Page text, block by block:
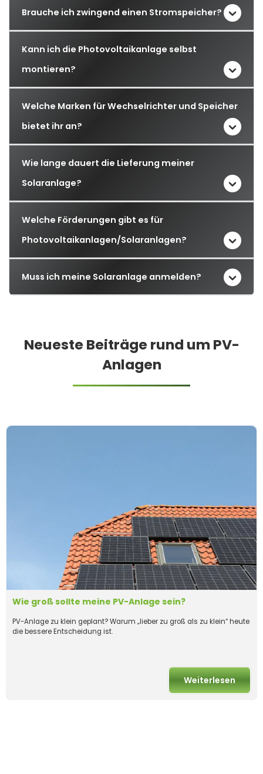
Brauche ich zwingend einen Stromspeicher?
Kann ich die Photovoltaikanlage selbst
montieren?
Welche Marken für Wechselrichter und Speicher
bietet ihr an?
Wie lange dauert die Lieferung meiner
Solaranlage?
Welche Förderungen gibt es für
Photovoltaikanlagen/Solaranlagen?
Muss ich meine Solaranlage anmelden?
Neueste Beiträge rund um PV-
Anlagen
Wie groß sollte meine PV-Anlage sein?
PV-Anlage zu klein geplant? Warum „lieber zu groß als zu klein“ heute
die bessere Entscheidung ist.
Weiterlesen